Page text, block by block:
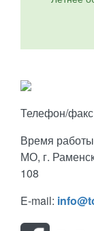
Телефон/
Время
МО, г.
108
E-mail: